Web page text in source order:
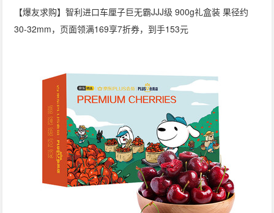
【爆友求购】智利进口车厘子巨无霸JJJ级 900g礼盒装 果径约
30-32mm，页面领满169享7折券，到手153元